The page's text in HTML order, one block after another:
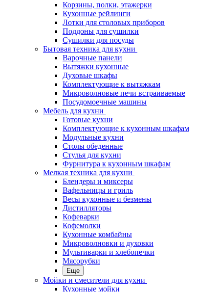
Корзины, полки, этажерки
Кухонные рейлинги
Лотки для столовых приборов
Поддоны для сушилки
Сушилки для посуды
Бытовая техника для кухни
Варочные панели
Вытяжки кухонные
Духовые шкафы
Комплектующие к вытяжкам
Микроволновые печи встраиваемые
Посудомоечные машины
Мебель для кухни
Готовые кухни
Комплектующие к кухонным шкафам
Модульные кухни
Столы обеденные
Стулья для кухни
Фурнитура к кухонным шкафам
Мелкая техника для кухни
Блендеры и миксеры
Вафельницы и гриль
Весы кухонные и безмены
Дистилляторы
Кофеварки
Кофемолки
Кухонные комбайны
Микроволновки и духовки
Мультиварки и хлебопечки
Мясорубки
Еще
Мойки и смесители для кухни
Кухонные мойки